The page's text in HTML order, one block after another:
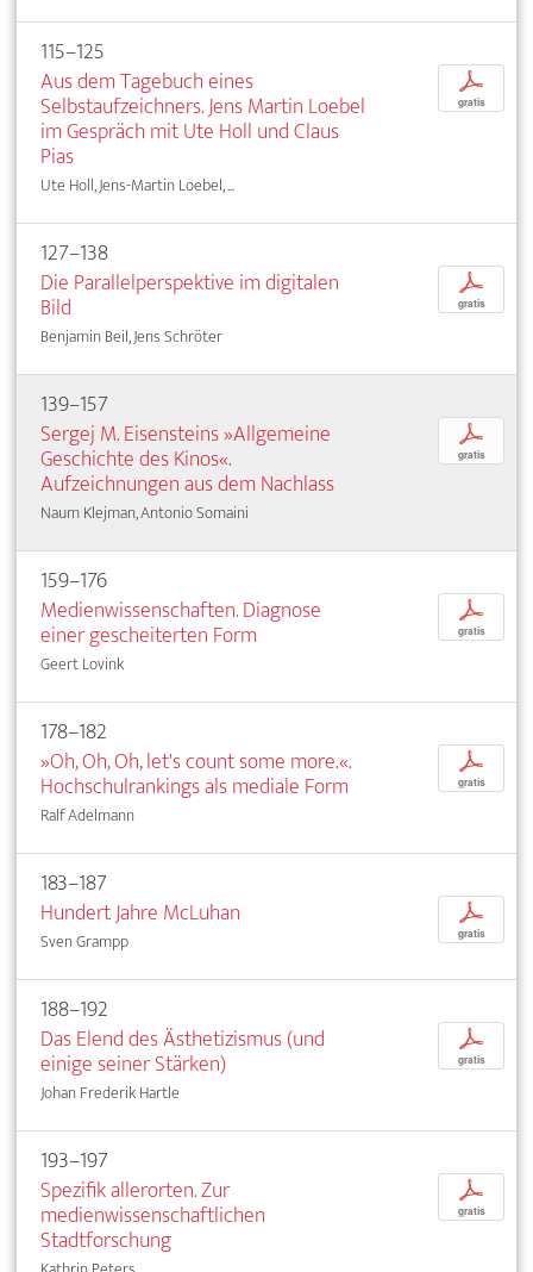
115–125
Aus dem Tagebuch eines
Selbstaufzeichners. Jens Martin Loebel
im Gespräch mit Ute Holl und Claus
Pias
Ute Holl, Jens-Martin Loebel, ...
p
gratis
127–138
Die Parallelperspektive im digitalen
Bild
Benjamin Beil, Jens Schröter
p
gratis
139–157
Sergej M. Eisensteins »Allgemeine
Geschichte des Kinos«.
Aufzeichnungen aus dem Nachlass
Naum Klejman, Antonio Somaini
p
gratis
159–176
Medienwissenschaften. Diagnose
einer gescheiterten Form
Geert Lovink
p
gratis
178–182
»Oh, Oh, Oh, let's count some more.«.
Hochschulrankings als mediale Form
Ralf Adelmann
p
gratis
183–187
Hundert Jahre McLuhan
Sven Grampp
p
gratis
188–192
Das Elend des Ästhetizismus (und
einige seiner Stärken)
Johan Frederik Hartle
p
gratis
193–197
Spezifik allerorten. Zur
medienwissenschaftlichen
Stadtforschung
p
gratis